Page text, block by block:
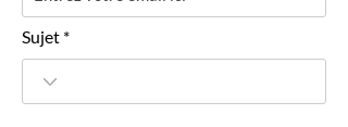
Sujet